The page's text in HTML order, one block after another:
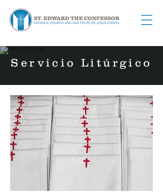
Servicio Litúrgico